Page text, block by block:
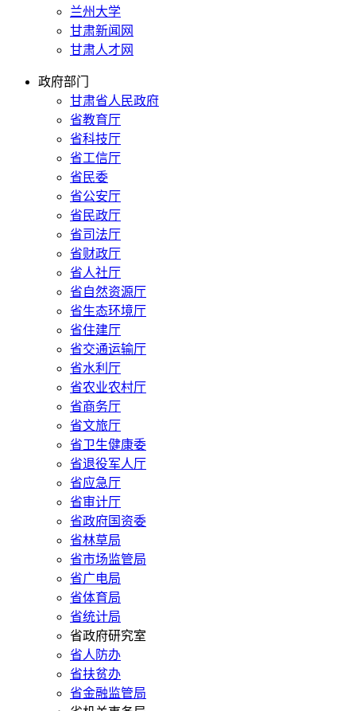
兰州大学
甘肃新闻网
甘肃人才网
政府部门
甘肃省人民政府
省教育厅
省科技厅
省工信厅
省民委
省公安厅
省民政厅
省司法厅
省财政厅
省人社厅
省自然资源厅
省生态环境厅
省住建厅
省交通运输厅
省水利厅
省农业农村厅
省商务厅
省文旅厅
省卫生健康委
省退役军人厅
省应急厅
省审计厅
省政府国资委
省林草局
省市场监管局
省广电局
省体育局
省统计局
省政府研究室
省人防办
省扶贫办
省金融监管局